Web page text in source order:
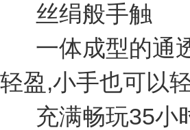
丝绢般手触
一体成型的通
轻盈,小手也可以
充满畅玩35小